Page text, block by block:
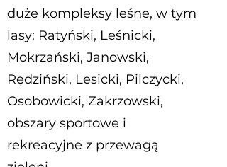
duże kompleksy leśne, w tym
lasy: Ratyński, Leśnicki,
Mokrzański, Janowski,
Rędziński, Lesicki, Pilczycki,
Osobowicki, Zakrzowski,
obszary sportowe i
rekreacyjne z przewagą